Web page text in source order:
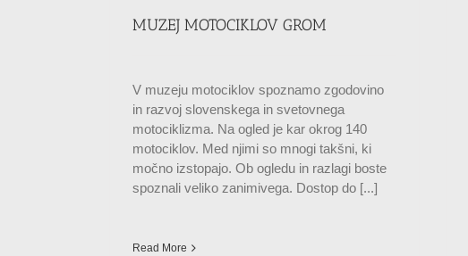
MUZEJ MOTOCIKLOV GROM
V muzeju motociklov spoznamo zgodovino
in razvoj slovenskega in svetovnega
motociklizma. Na ogled je kar okrog 140
motociklov. Med njimi so mnogi takšni, ki
močno izstopajo. Ob ogledu in razlagi boste
spoznali veliko zanimivega. Dostop do [...]
Read More